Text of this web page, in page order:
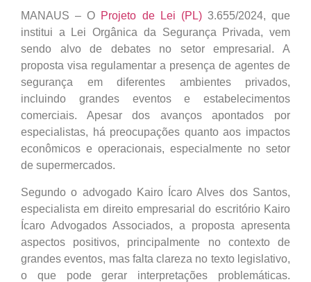
MANAUS – O Projeto de Lei (PL) 3.655/2024, que
institui a Lei Orgânica da Segurança Privada, vem
sendo alvo de debates no setor empresarial. A
proposta visa regulamentar a presença de agentes de
segurança em diferentes ambientes privados,
incluindo grandes eventos e estabelecimentos
comerciais. Apesar dos avanços apontados por
especialistas, há preocupações quanto aos impactos
econômicos e operacionais, especialmente no setor
de supermercados.
Segundo o advogado Kairo Ícaro Alves dos Santos,
especialista em direito empresarial do escritório Kairo
Ícaro Advogados Associados, a proposta apresenta
aspectos positivos, principalmente no contexto de
grandes eventos, mas falta clareza no texto legislativo,
o que pode gerar interpretações problemáticas.